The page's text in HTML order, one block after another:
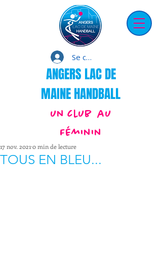
Se connecter
ANGERS LAC DE
MAINE HANDBALL
un club au
Féminin
TOUS EN BLEU...
17 nov. 2021 0 min de lecture